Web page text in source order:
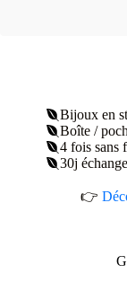
Bijoux en
Boîte /
4 fois sans
30j
👉